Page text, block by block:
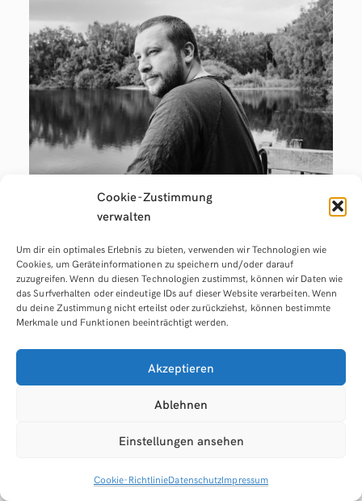
Cookie-Zustimmung
verwalten
Um dir ein optimales Erlebnis zu bieten, verwenden wir Technologien wie
Cookies, um Geräteinformationen zu speichern und/oder darauf
zuzugreifen. Wenn du diesen Technologien zustimmst, können wir Daten wie
das Surfverhalten oder eindeutige IDs auf dieser Website verarbeiten. Wenn
du deine Zustimmung nicht erteilst oder zurückziehst, können bestimmte
Merkmale und Funktionen beeinträchtigt werden.
Akzeptieren
Ablehnen
Einstellungen ansehen
Cookie-RichtlinieDatenschutzImpressum
Anfragen ohne Ende –
wie ich als Freelancer
mehr Anfragen
erhalte, als ich
SEP. 2, 2019 GEDANKEN
dem „selbstständig sein“ anfing. Ich hatte ein paar